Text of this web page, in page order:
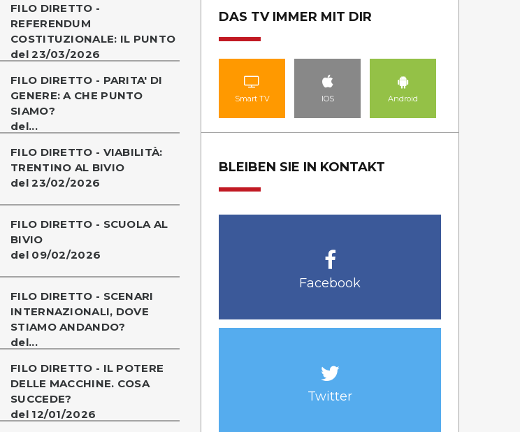
FILO DIRETTO -
REFERENDUM
COSTITUZIONALE: IL PUNTO
del 23/03/2026
FILO DIRETTO - PARITA' DI
GENERE: A CHE PUNTO
SIAMO?
del...
FILO DIRETTO - VIABILITÀ:
TRENTINO AL BIVIO
del 23/02/2026
FILO DIRETTO - SCUOLA AL
BIVIO
del 09/02/2026
FILO DIRETTO - SCENARI
INTERNAZIONALI, DOVE
STIAMO ANDANDO?
del...
FILO DIRETTO - IL POTERE
DELLE MACCHINE. COSA
SUCCEDE?
del 12/01/2026
DAS TV IMMER MIT DIR
Smart TV IOS Android
BLEIBEN SIE IN KONTAKT
Facebook
Twitter